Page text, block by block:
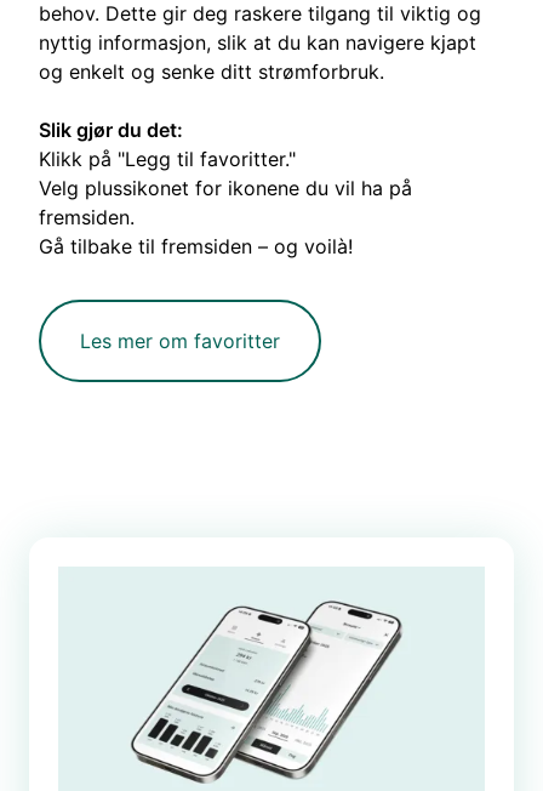
behov. Dette gir deg raskere tilgang til viktig og
nyttig informasjon, slik at du kan navigere kjapt
og enkelt og senke ditt strømforbruk.
Slik gjør du det:
Klikk på "Legg til favoritter."
Velg plussikonet for ikonene du vil ha på
fremsiden.
Gå tilbake til fremsiden – og voilà!
Les mer om favoritter